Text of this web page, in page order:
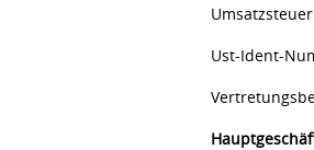
Ust-Ident-